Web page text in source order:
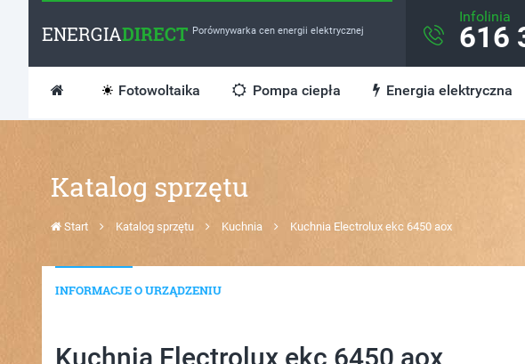
ENERGIADIRECT Porównywarka cen energii elektrycznej
Infolinia
616
Fotowoltaika Pompa ciepła Energia elektryczna
Katalog sprzętu
Start Katalog sprzętu Kuchnia Kuchnia Electrolux ekc 6450 aox
INFORMACJE O URZĄDZENIU
Kuchnia Electrolux ekc 6450 aox